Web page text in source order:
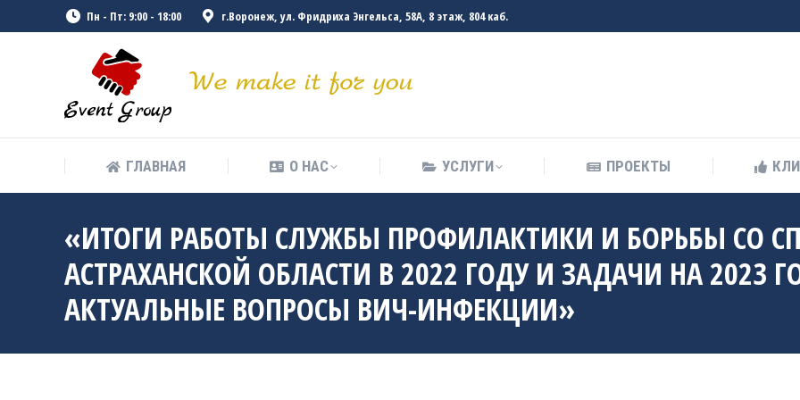
Пн - Пт: 9:00 - 18:00 г.Воронеж, ул. Фридриха Энгельса, 58А, 8 этаж, 804 каб.
ГЛАВНАЯ О НАС УСЛУГИ ПРОЕКТЫ
«ИТОГИ РАБОТЫ СЛУЖБЫ ПРОФИЛАКТИКИ И БОРЬБЫ СО
АСТРАХАНСКОЙ ОБЛАСТИ В 2022 ГОДУ И ЗАДАЧИ НА 2023
АКТУАЛЬНЫЕ ВОПРОСЫ ВИЧ-ИНФЕКЦИИ»
ГЛАВНАЯ О НАС УСЛУГИ ПРОЕКТЫ